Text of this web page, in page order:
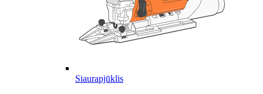
Siaurapjūklis